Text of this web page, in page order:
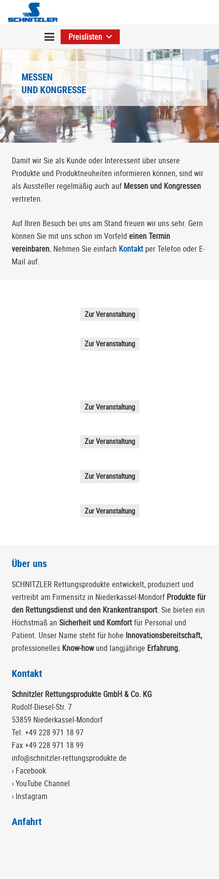
Preislisten
MESSEN
UND KONGRESSE
Damit wir Sie als Kunde oder Interessent über unsere
Produkte und Produktneuheiten informieren können, sind wir
als Aussteller regelmäßig auch auf Messen und Kongressen
vertreten.
Auf Ihren Besuch bei uns am Stand freuen wir uns sehr. Gern
können Sie mit uns schon im Vorfeld einen Termin
vereinbaren. Nehmen Sie einfach Kontakt per Telefon oder E-
Mail auf.
Zur Veranstaltung
Zur Veranstaltung
Zur Veranstaltung
Zur Veranstaltung
Zur Veranstaltung
Zur Veranstaltung
Über uns
SCHNITZLER Rettungsprodukte entwickelt, produziert und
vertreibt am Firmensitz in Niederkassel-Mondorf Produkte für
den Rettungsdienst und den Krankentransport. Sie bieten ein
Höchstmaß an Sicherheit und Komfort für Personal und
Patient. Unser Name steht für hohe Innovationsbereitschaft,
professionelles Know-howund langjährige Erfahrung.
Kontakt
Schnitzler Rettungsprodukte GmbH & Co. KG
Rudolf-Diesel-Str. 7
53859 Niederkassel-Mondorf
Tel. +49 228 971 18 97
Fax +49 228 971 18 99
info@schnitzler-rettungsprodukte.de
› Facebook
› YouTube Channel
› Instagram
Anfahrt